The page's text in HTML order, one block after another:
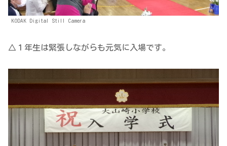
KODAK Digital Still Camera
△１年生は緊張しながらも元気に入場です。